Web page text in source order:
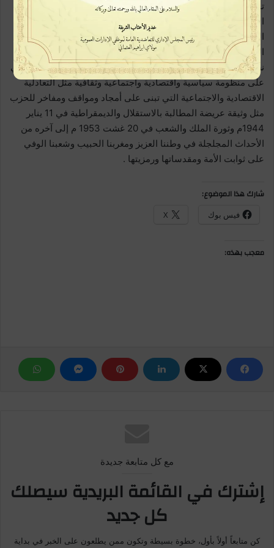
تحمل مجموعة من القيم والأفكار والتي تبين رؤية واضحة لواقع
الأمور السياسية .أن الخطاب السياسي فهو تصريف للإيديولوجيا
الحزبية والتي يجب أن تؤطر شبكة مهمة من المجموعات الأطر
المناضلة من خلال خلق مؤسسات وأجهزة فاعلة لذلك تشرعن
نسقية الحزب في المجتمع وتبرز تفرده في الواقع الاجتماعي. المبني
على منظومة سياسية واقتصادية واجتماعية وثقافية مثل التعادلية
الاقتصادية والاجتماعية التي تبنى على أمجاد ومواقف ومفاخر للحزب
مثل وثيقة عريضة المطالبة بالاستقلال والديمقراطية في 11 يناير
1944م وثورة الملك والشعب في 20 غشت 1953 م إلى آخره من
الأحداث المجلجلة في وطننا العزيز ومغربنا الحبيب وشعبنا الوفي
على ثوابت الأمة ومقدساتها ورمزيتها .
شارك هذا الموضوع:
فيس بوك X
معجب بهذه:
مع كل متابعة جديدة
إشترك في القائمة البريدية سيصلك
كل جديد
كن متابعاً أولاً بأول، خطوة بسيطة وتكون ممن يطلعون على الخبر في بداية